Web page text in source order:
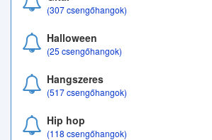
(307 csengőhangok)
Halloween
(25 csengőhangok)
Hangszeres
(517 csengőhangok)
Hip hop
(118 csengőhangok)